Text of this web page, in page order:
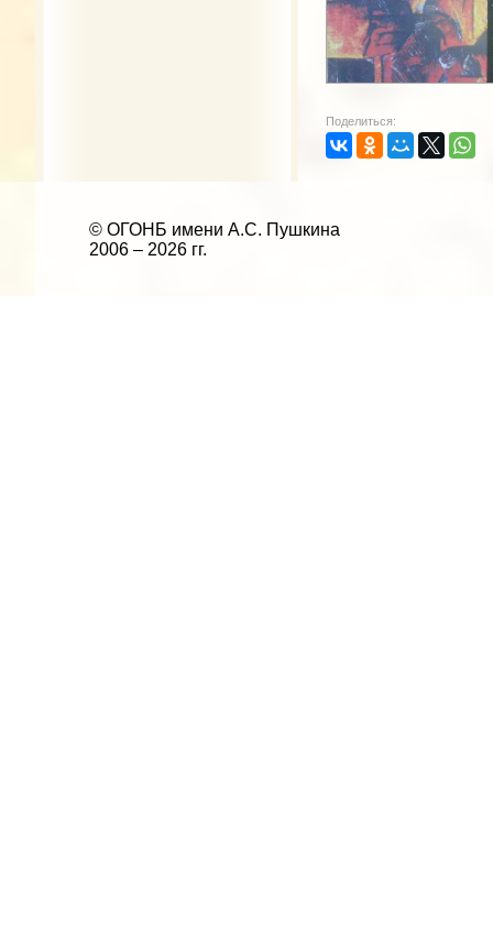
Поделиться:
© ОГОНБ имени А.С. Пушкина
2006 – 2026 гг.